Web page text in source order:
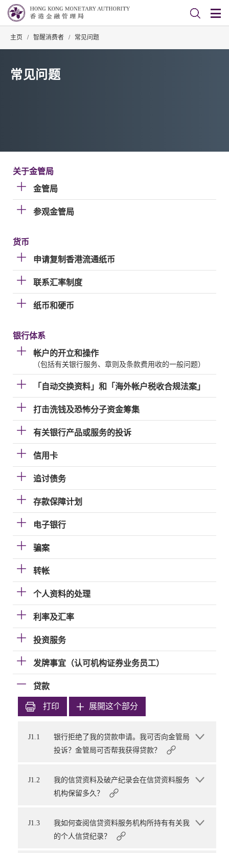
主页 / 智醒消费者 / 常见问题
常见问题
关于金管局
金管局
参观金管局
货币
申请复制香港流通纸币
联系汇率制度
纸币和硬币
银行体系
帐户的开立和操作
（包括有关银行服务、章则及条款费用收的一般问题）
「自动交换资料」和「海外帐户税收合规法案」
打击洗钱及恐怖分子资金筹集
有关银行产品或服务的投诉
信用卡
追讨债务
存款保障计划
电子银行
骗案
转帐
个人资料的处理
利率及汇率
投资服务
发牌事宜（认可机构证券业务员工）
贷款
打印 展開这个部分
J1.1
银行拒绝了我的贷款申请。我可否向金管局
投诉？金管局可否帮我获得贷款？
J1.2
我的信贷资料及破产纪录会在信贷资料服务
机构保留多久？
J1.3
我如何查阅信贷资料服务机构所持有有关我
的个人信贷纪录？